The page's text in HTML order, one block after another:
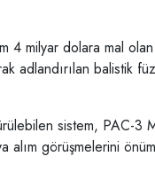
4 milyar dolara mal olan
adlandırılan balistik
sistem, PAC-3
alım görüşmelerini